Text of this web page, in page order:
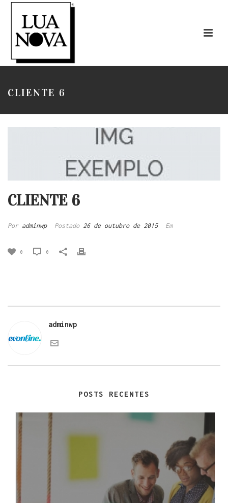
CLIENTE 6
CLIENTE 6
Por adminwp Postado 26 de outubro de 2015 Em
0 0
adminwp
POSTS RECENTES